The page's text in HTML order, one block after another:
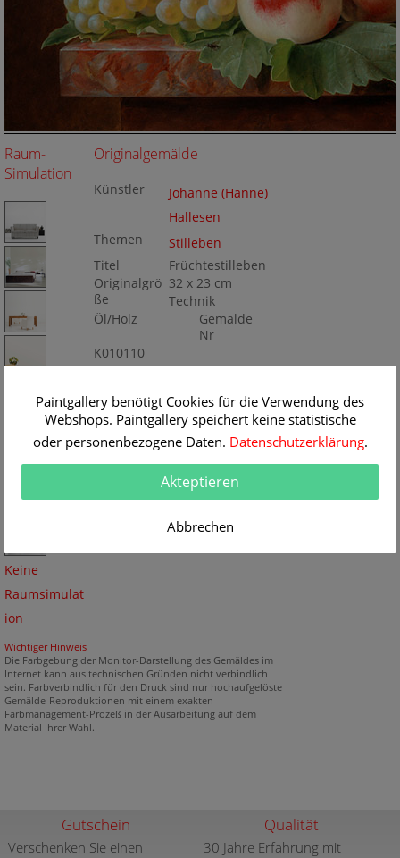
Raum-
Simulation
Keine
Raumsimulat
ion
Originalgemälde
Künstler
Johanne (Hanne)
Hallesen
Themen
Stilleben
Titel
Früchtestilleben
Originalgrö
ße
32 x 23 cm
Technik
Öl/Holz
Gemälde
Nr
K010110
Wichtiger Hinweis
Die Farbgebung der Monitor-Darstellung des Gemäldes im
Internet kann aus technischen Gründen nicht verbindlich
sein. Farbverbindlich für den Druck sind nur hochaufgelöste
Gemälde-Reproduktionen mit einem exakten
Farbmanagement-Prozeß in der Ausarbeitung auf dem
Material Ihrer Wahl.
Gutschein
Verschenken Sie einen
Qualität
30 Jahre Erfahrung mit
Paintgallery benötigt Cookies für die Verwendung des
Webshops. Paintgallery speichert keine statistische
oder personenbezogene Daten. Datenschutzerklärung.
Akteptieren
Abbrechen